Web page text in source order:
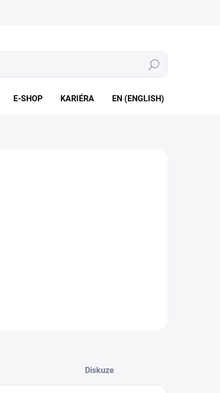
Hledat
E-SHOP KARIÉRA EN (ENGLISH)
Diskuze